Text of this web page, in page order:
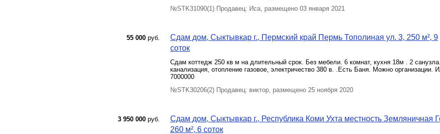
№STK31090(1) Продавец: Иса, размещено 03 января 2021
55 000 руб.
Сдам дом, Сыктывкар г., Пермский край Пермь Тополиная ул. 3, 250 м², 9
соток
Сдам коттедж 250 кв м на длительный срок. Без мебели. 6 комнат, кухня 18м . 2
канализация, отопление газовое, электричество 380 в. .Есть Баня. Можно организации.
7000000
№STK30206(2) Продавец: виктор, размещено 25 ноября 2020
3 950 000 руб.
Сдам дом, Сыктывкар г., Республика Коми Ухта местность Земляничная
260 м², 6 соток